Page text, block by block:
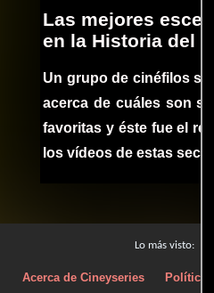
Las mejores
en la Historia del
Un grupo de cinéfilos se
acerca de cuáles son
favoritas y éste fue el
los vídeos de estas
Lo más visto:
Acerca de Cineyseries Políticas